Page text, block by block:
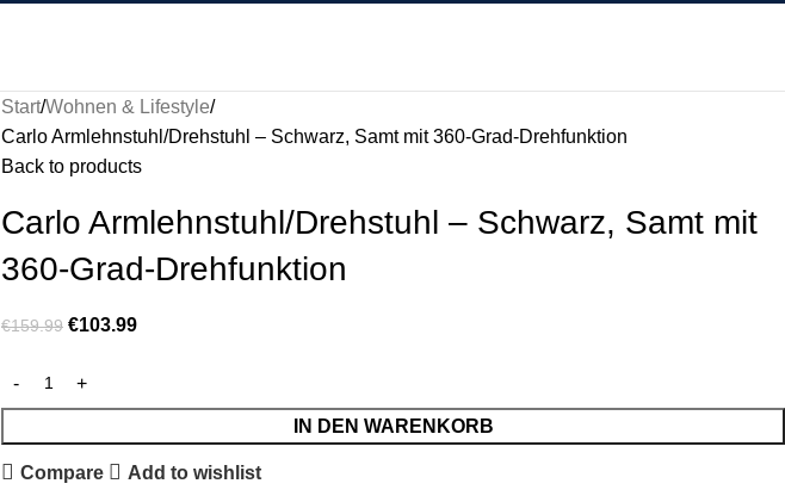
Start Wohnen & Lifestyle
Carlo Armlehnstuhl/Drehstuhl – Schwarz, Samt mit 360-Grad-Drehfunktion
Back to products
Carlo Armlehnstuhl/Drehstuhl – Schwarz, Samt mit
360-Grad-Drehfunktion
€159.99 €103.99
IN DEN WARENKORB
Compare Add to wishlist